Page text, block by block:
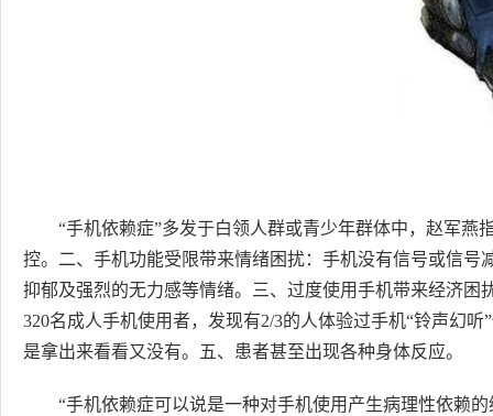
“手机依赖症”多发于白领人群或青少年群体中，赵军
控。二、手机功能受限带来情绪困扰：手机没有信号或信
抑郁及强烈的无力感等情绪。三、过度使用手机带来经济
320名成人手机使用者，发现有2/3的人体验过手机“铃声幻
是拿出来看看又没有。五、患者甚至出现各种身体反应。
“手机依赖症可以说是一种对手机使用产生病理性依赖